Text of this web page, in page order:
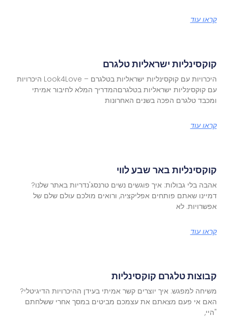
קראו עוד
קוקסינליות ישראליות טלגרם
היכרויות עם קוקסינליות ישראליות בטלגרם – Look4Love היכרויות
עם קוקסינליות ישראליות בטלגרםהמדריך המלא לחיבור אמיתי
ומכבד טלגרם הפכה בשנים האחרונות
קראו עוד
קוקסינליות באר שבע לווי
אהבה בלי גבולות: איך פוגשים נשים טרנסג'נדריות באתר שלנו?
דמיינו שאתם פותחים אפליקציה, ורואים מולכם עולם שלם של
אפשרויות. לא
קראו עוד
קבוצות טלגרם קוקסינליות
משיחה למפגש: איך יוצרים קשר אמיתי בעידן ההיכרויות הדיגיטלי?
האם אי פעם מצאתם את עצמכם מביטים במסך אחרי ששלחתם
"היי,